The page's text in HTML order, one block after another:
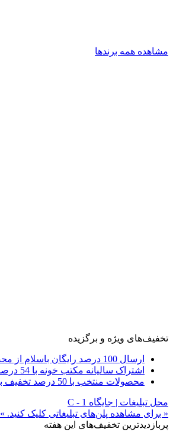
مشاهده همه برندها
تخفیف‌های ویژه و برگزیده
ارسال 100 درصد رایگان باسلام از محصولات منتخب
اشتراک سالیانه مکتب خونه با 54 درصد تخفیف
محصولات منتخب با 50 درصد تخفیف بنیکس
محل تبلیغات | جایگاه C - 1
« برای مشاهده پلن‌های تبلیغاتی کلیک کنید. »
پربازدیدترین تخفیف‌های این هفته